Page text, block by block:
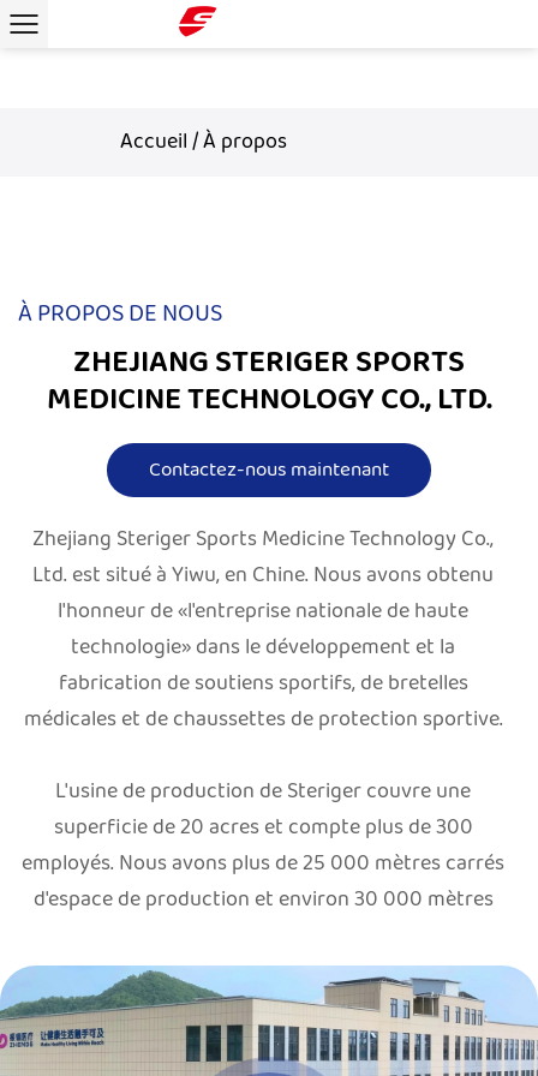
Accueil/À propos
À PROPOS DE NOUS
ZHEJIANG STERIGER SPORTS
MEDICINE TECHNOLOGY CO., LTD.
Contactez-nous maintenant
Zhejiang Steriger Sports Medicine Technology Co.,
Ltd. est situé à Yiwu, en Chine. Nous avons obtenu
l'honneur de «l'entreprise nationale de haute
technologie» dans le développement et la
fabrication de soutiens sportifs, de bretelles
médicales et de chaussettes de protection sportive.
L'usine de production de Steriger couvre une
superficie de 20 acres et compte plus de 300
employés. Nous avons plus de 25 000 mètres carrés
d'espace de production et environ 30 000 mètres
avons plus de 60 machines à tricoter à plat Stoll Flat
d'Allemagne, plus de 200 types différents de
machines à tricoter circulaires et différentes